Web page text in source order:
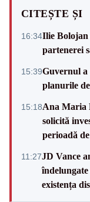
CITEȘTE ȘI
16:34Ilie Bolojan
partenerei
15:39Guvernul a
planurile
15:18Ana Maria
solicită
perioadă
11:27JD Vance
existența